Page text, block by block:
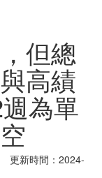
但總
高績
為單
更新時間：2024-